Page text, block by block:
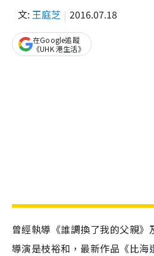
文: 王庭芝 2016.07.18
在Google追蹤
《UHK 港生活》
曾經執導《誰調換了我的父親》
導演是枝裕和，最新作品《比海